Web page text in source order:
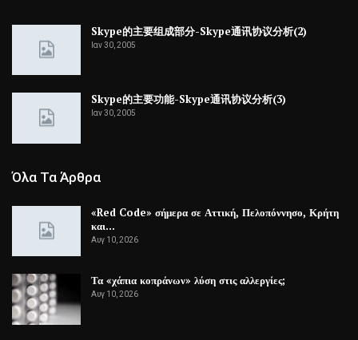
Skype的主要组成部分-Skype通讯协议分析(2)
Ιαν 30, 2005
Skype的主要功能-Skype通讯协议分析(3)
Ιαν 30, 2005
Όλα Τα Άρθρα
«Red Code» σήμερα σε Αττική, Πελοπόννησο, Κρήτη
και…
Αυγ 10, 2026
Τα «χάπια κοπράνων» λύση στις αλλεργίες;
Αυγ 10, 2026